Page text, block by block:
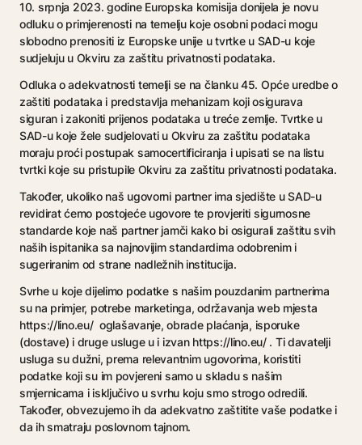
10. srpnja 2023. godine Europska komisija donijela je novu
odluku o primjerenosti na temelju koje osobni podaci mogu
slobodno prenositi iz Europske unije u tvrtke u SAD-u koje
sudjeluju u Okviru za zaštitu privatnosti podataka.
Odluka o adekvatnosti temelji se na članku 45. Opće uredbe o
zaštiti podataka i predstavlja mehanizam koji osigurava
siguran i zakoniti prijenos podataka u treće zemlje. Tvrtke u
SAD-u koje žele sudjelovati u Okviru za zaštitu podataka
moraju proći postupak samocertificiranja i upisati se na listu
tvrtki koje su pristupile Okviru za zaštitu privatnosti podataka.
Također, ukoliko naš ugovorni partner ima sjedište u SAD-u
revidirat ćemo postojeće ugovore te provjeriti sigurnosne
standarde koje naš partner jamči kako bi osigurali zaštitu svih
naših ispitanika sa najnovijim standardima odobrenim i
sugeriranim od strane nadležnih institucija.
Svrhe u koje dijelimo podatke s našim pouzdanim partnerima
su na primjer, potrebe marketinga, održavanja web mjesta
https://lino.eu/ oglašavanje, obrade plaćanja, isporuke
(dostave) i druge usluge u i izvan https://lino.eu/ . Ti davatelji
usluga su dužni, prema relevantnim ugovorima, koristiti
podatke koji su im povjereni samo u skladu s našim
smjernicama i isključivo u svrhu koju smo strogo odredili.
Također, obvezujemo ih da adekvatno zaštitite vaše podatke i
da ih smatraju poslovnom tajnom.